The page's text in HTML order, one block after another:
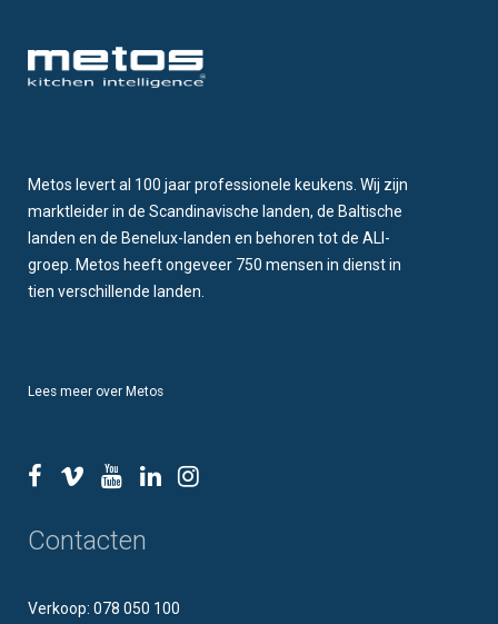
Metos levert al 100 jaar professionele keukens. Wij zijn
marktleider in de Scandinavische landen, de Baltische
landen en de Benelux-landen en behoren tot de ALI-
groep. Metos heeft ongeveer 750 mensen in dienst in
tien verschillende landen.
Lees meer over Metos
Contacten
Verkoop: 078 050 100